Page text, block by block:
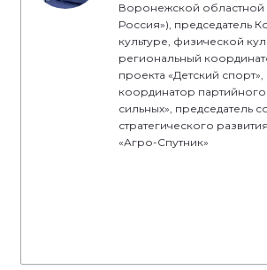
Воронежской областной
Россия»), председатель
культуре, физической
региональный
проекта «Детский
координатор
сильных», председатель
стратегического
«Агро-Спутник»